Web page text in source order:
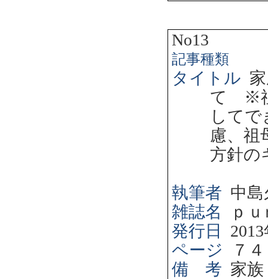
No13
記事種類
タイトル
て ※祖
して
慮、祖
方針の
執筆者 中
雑誌名
ｐ
発行日
2013
ページ
７
備 考 家族